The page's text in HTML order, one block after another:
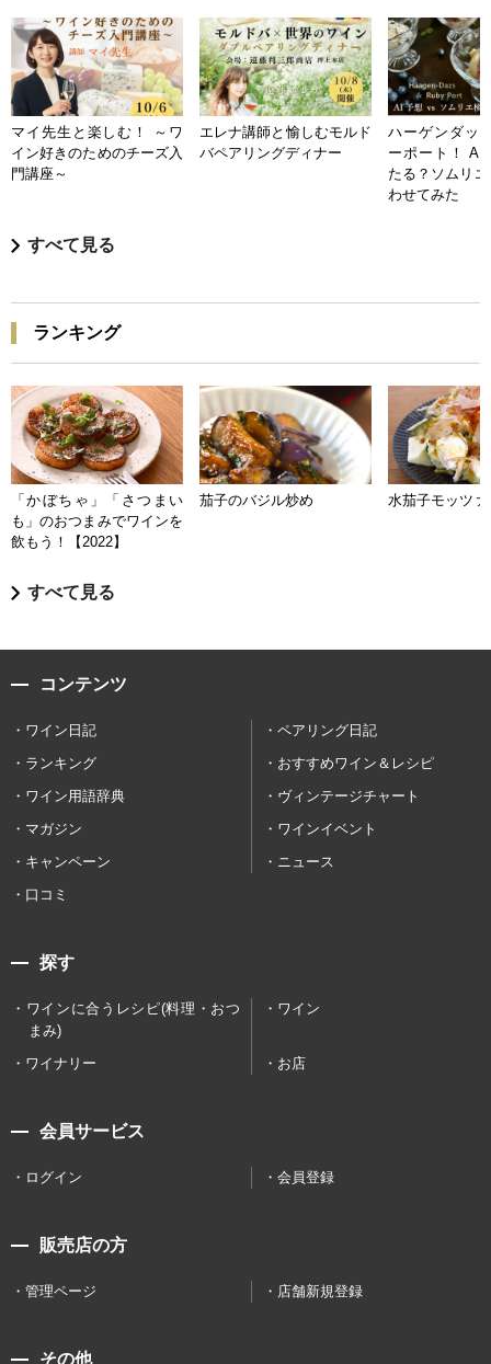
マイ先生と楽しむ！ ～ワ
イン好きのためのチーズ入
門講座～
エレナ講師と愉しむモルド
バペアリングディナー
ハーゲンダッ
ーポート！ AI
たる？ソムリ
わせてみた
すべて見る
ランキング
「かぼちゃ」「さつまい
も」のおつまみでワインを
飲もう！【2022】
茄子のバジル炒め 水茄子モッツァ
すべて見る
コンテンツ
ワイン日記
ペアリング日記
ランキング
おすすめワイン＆レシピ
ワイン用語辞典
ヴィンテージチャート
マガジン
ワインイベント
キャンペーン
ニュース
口コミ
探す
ワインに合うレシピ(料理・おつ
まみ)
ワイン
ワイナリー お店
会員サービス
ログイン 会員登録
販売店の方
管理ページ 店舗新規登録
その他